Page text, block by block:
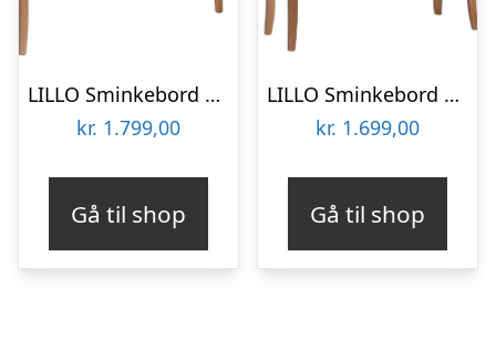
LILLO Sminkebord med spejl 105x35cm Salviegrøn
kr. 1.799,00
Gå til shop
LILLO Sminkebord med spejl 85x35cm Brun
kr. 1.699,00
Gå til shop